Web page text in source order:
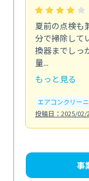
夏前の点検も
分で掃除して
換器までしっ
量...
もっと見る
エアコンクリー
投稿日：2025/02/
事